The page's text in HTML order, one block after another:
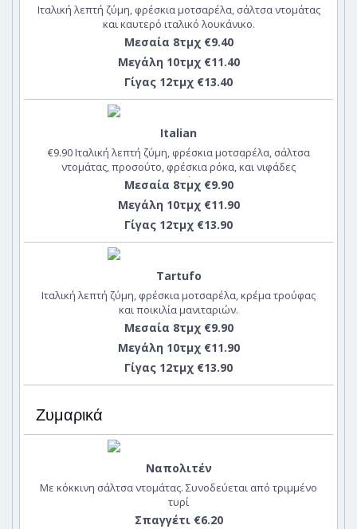
Ιταλική λεπτή ζύμη, φρέσκια μοτσαρέλα, σάλτσα ντομάτας
και καυτερό ιταλικό λουκάνικο.
Μεσαία 8τμχ €9.40
Μεγάλη 10τμχ €11.40
Γίγας 12τμχ €13.40
Italian
€9.90 Ιταλική λεπτή ζύμη, φρέσκια μοτσαρέλα, σάλτσα
ντομάτας, προσούτο, φρέσκια ρόκα, και νιφάδες
παρμεζάνας
Μεσαία 8τμχ €9.90
Μεγάλη 10τμχ €11.90
Γίγας 12τμχ €13.90
Tartufo
Ιταλική λεπτή ζύμη, φρέσκια μοτσαρέλα, κρέμα τρούφας
και ποικιλία μανιταριών.
Μεσαία 8τμχ €9.90
Μεγάλη 10τμχ €11.90
Γίγας 12τμχ €13.90
Ζυμαρικά
Ναπολιτέν
Με κόκκινη σάλτσα ντομάτας. Συνοδεύεται από τριμμένο
τυρί
Σπαγγέτι €6.20